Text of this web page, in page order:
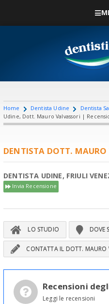
Home Dentista Udine Dentista
Udine, Dott. Mauro Valvassori |
DENTISTA DOTT. MAURO
DENTISTA UDINE, FRIULI
Invia Recensione
LO STUDIO DOVE
CONTATTA IL DOTT. MAURO
Recensioni
Leggi le recensioni